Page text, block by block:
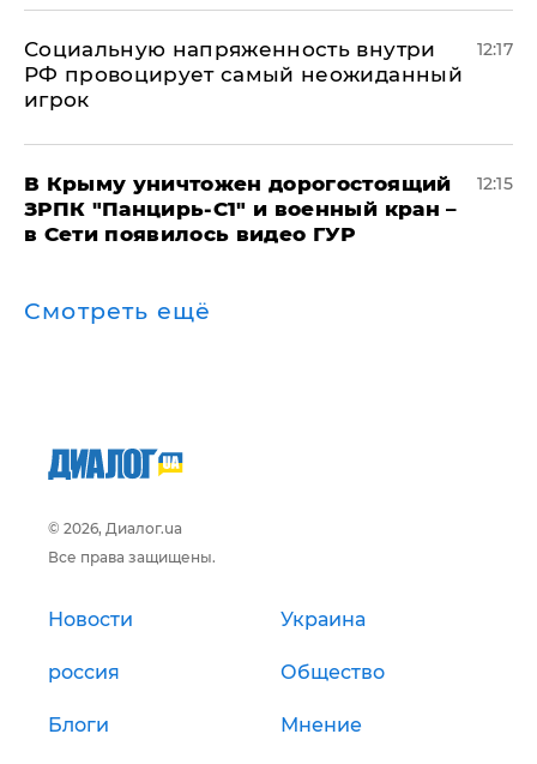
Социальную напряженность внутри
РФ провоцирует самый неожиданный
игрок
12:17
В Крыму уничтожен дорогостоящий
ЗРПК "Панцирь-С1" и военный кран –
в Сети появилось видео ГУР
12:15
Смотреть ещё
© 2026, Диалог.ua
Все права защищены.
Новости Украина
россия Общество
Блоги Мнение